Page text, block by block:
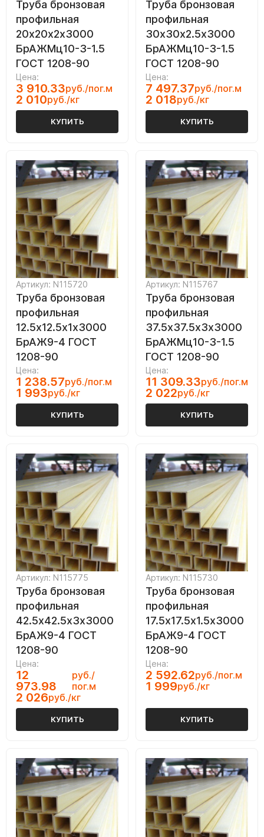
Труба бронзовая
профильная
20х20х2х3000
БрАЖМц10-3-1.5
ГОСТ 1208-90
Цена:
3 910.33руб./пог.м
2 010руб./кг
КУПИТЬ
Труба бронзовая
профильная
30х30х2.5х3000
БрАЖМц10-3-1.5
ГОСТ 1208-90
Цена:
7 497.37руб./пог.м
2 018руб./кг
КУПИТЬ
Артикул: N115720
Труба бронзовая
профильная
12.5х12.5х1х3000
БрАЖ9-4 ГОСТ
1208-90
Цена:
1 238.57руб./пог.м
1 993руб./кг
КУПИТЬ
Артикул: N115767
Труба бронзовая
профильная
37.5х37.5х3х3000
БрАЖМц10-3-1.5
ГОСТ 1208-90
Цена:
11 309.33руб./пог.м
2 022руб./кг
КУПИТЬ
Артикул: N115775
Труба бронзовая
профильная
42.5х42.5х3х3000
БрАЖ9-4 ГОСТ
1208-90
Цена:
12
973.98
руб./
пог.м
2 026руб./кг
КУПИТЬ
Артикул: N115730
Труба бронзовая
профильная
17.5х17.5х1.5х3000
БрАЖ9-4 ГОСТ
1208-90
Цена:
2 592.62руб./пог.м
1 999руб./кг
КУПИТЬ